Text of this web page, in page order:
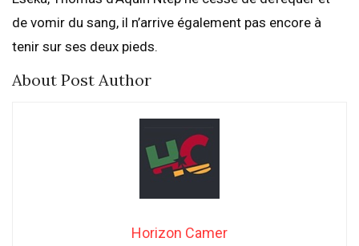
de vomir du sang, il n’arrive également pas encore à
tenir sur ses deux pieds.
About Post Author
Horizon Camer